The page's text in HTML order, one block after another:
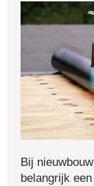
Bij
belangrijk